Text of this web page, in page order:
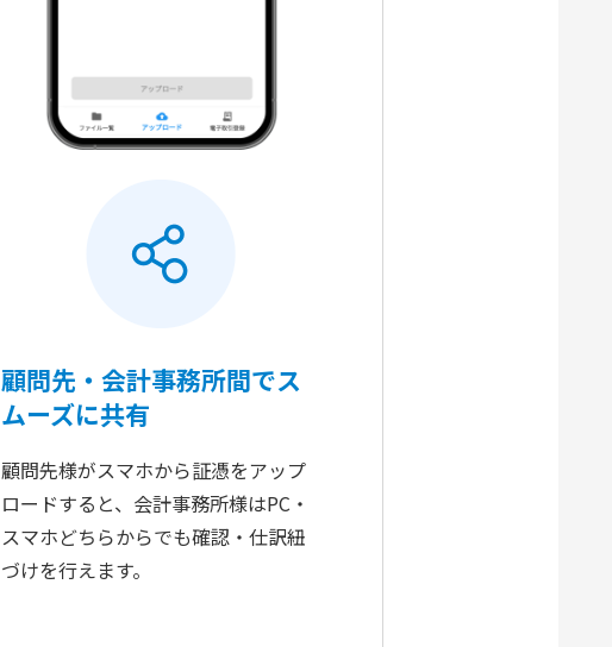
顧問先・会計事務所間でス
ムーズに共有
顧問先様がスマホから証憑をアップ
ロードすると、会計事務所様はPC・
スマホどちらからでも確認・仕訳紐
づけを行えます。